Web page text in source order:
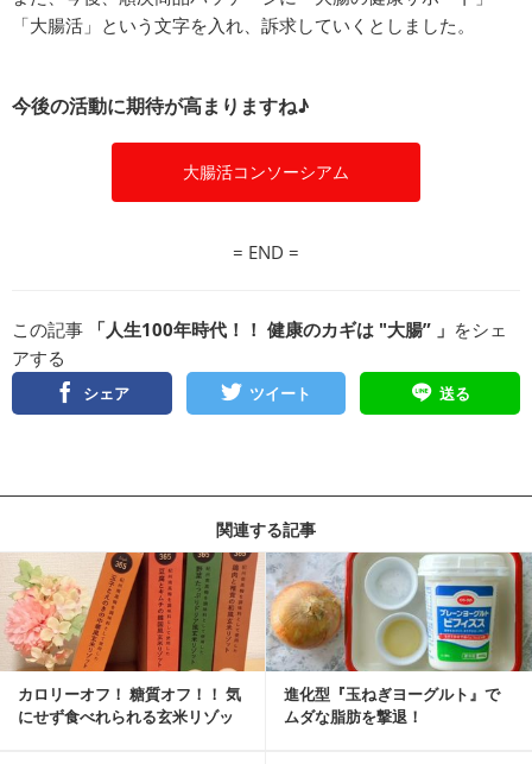
「大腸活」という文字を入れ、訴求していくとしました。
今後の活動に期待が高まりますね♪
大腸活コンソーシアム
= END =
この記事 「人生100年時代！！ 健康のカギは "大腸” 」 をシェ
アする
シェア ツイート 送る
関連する記事
カロリーオフ！ 糖質オフ！！ 気
にせず食べれられる玄米リゾッ
進化型『玉ねぎヨーグルト』で
ムダな脂肪を撃退！